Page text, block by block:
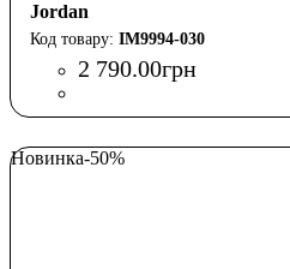
Jordan
IM9994-030
2 790.00грн
Новинка-50%